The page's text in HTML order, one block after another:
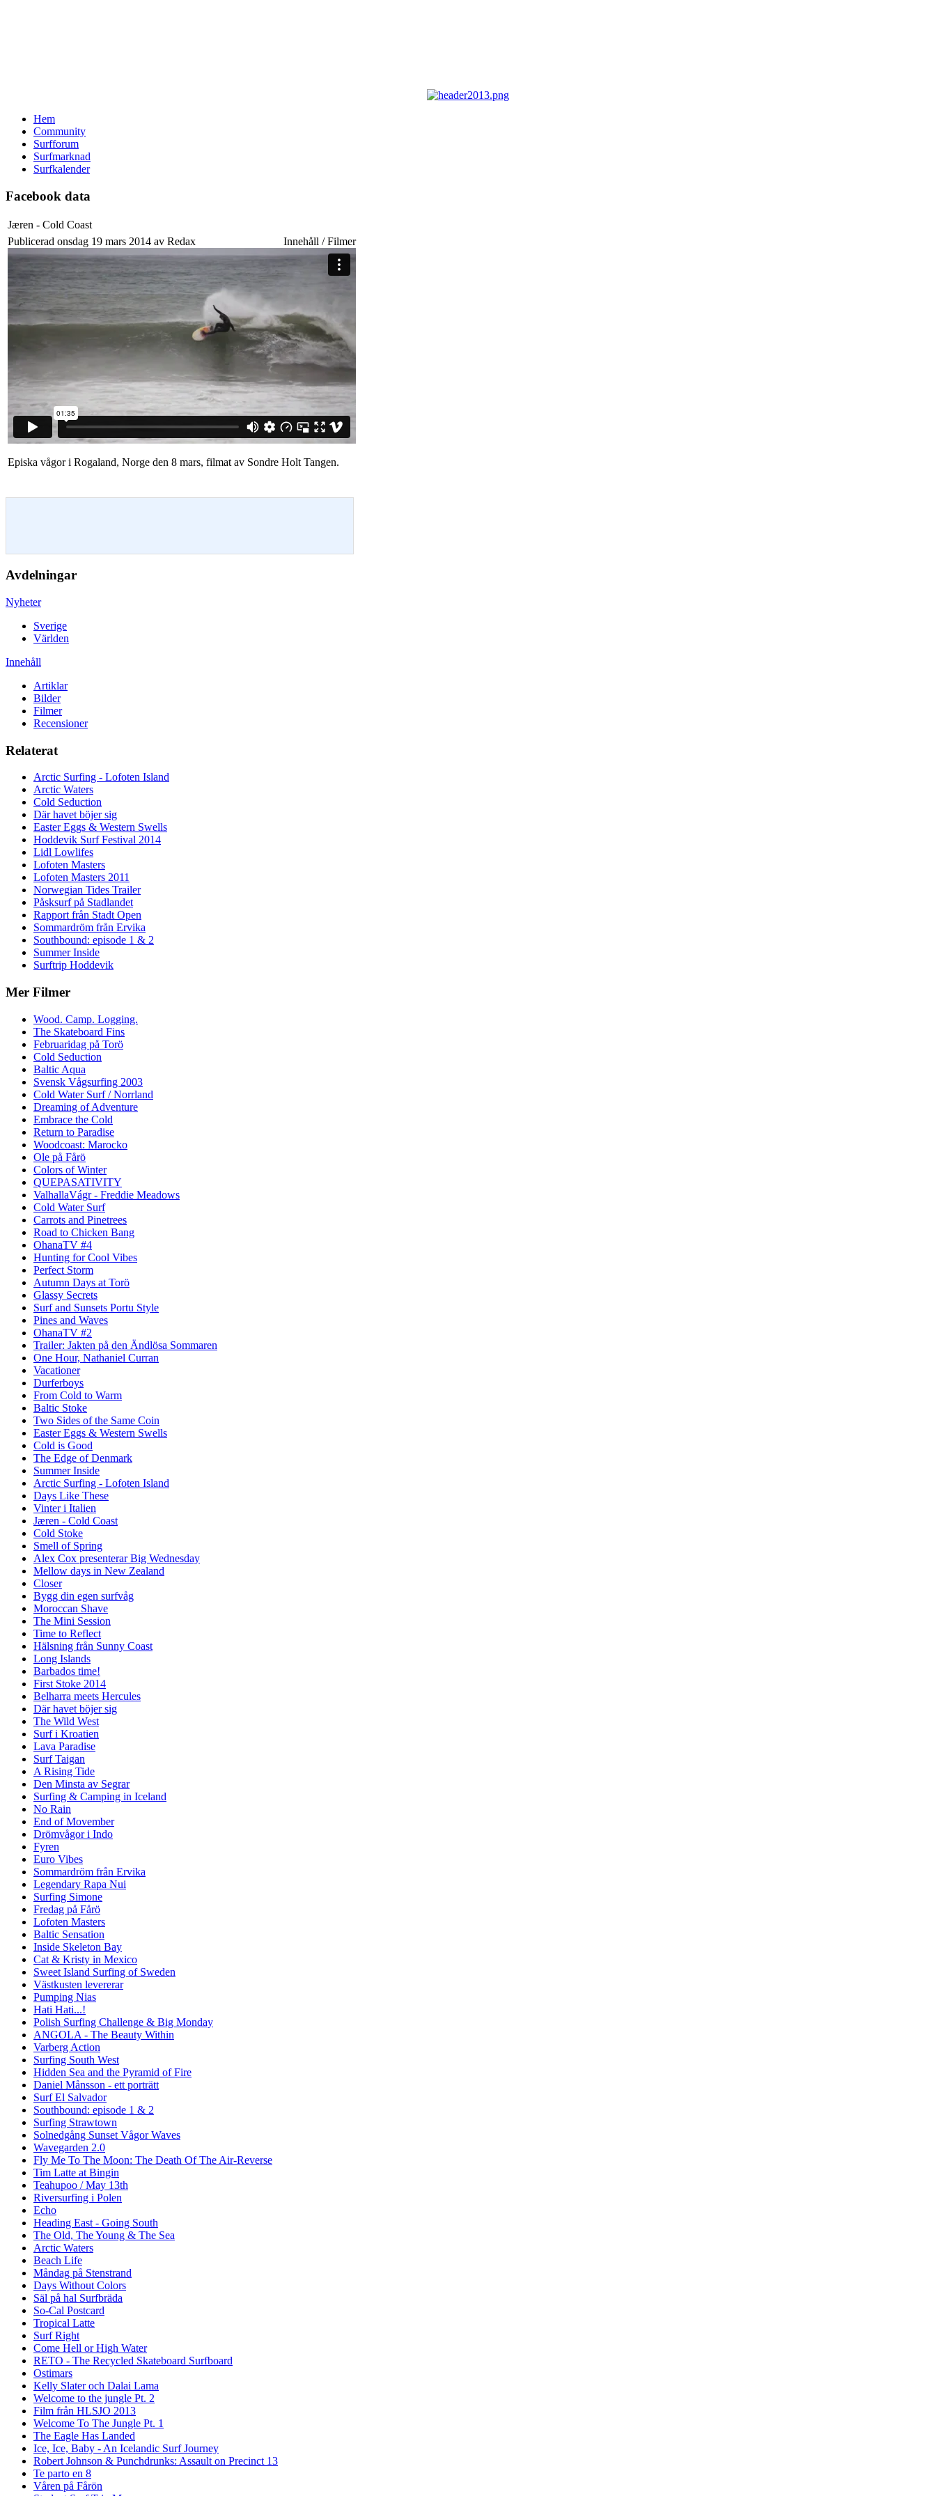
Hem
Community
Surfforum
Surfmarknad
Surfkalender
Facebook data
Jæren - Cold Coast
Publicerad onsdag 19 mars 2014 av Redax
Innehåll / Filmer
Episka vågor i Rogaland, Norge den 8 mars, filmat av Sondre Holt Tangen.
Avdelningar
Nyheter
Sverige
Världen
Innehåll
Artiklar
Bilder
Filmer
Recensioner
Relaterat
Arctic Surfing - Lofoten Island
Arctic Waters
Cold Seduction
Där havet böjer sig
Easter Eggs & Western Swells
Hoddevik Surf Festival 2014
Lidl Lowlifes
Lofoten Masters
Lofoten Masters 2011
Norwegian Tides Trailer
Påsksurf på Stadlandet
Rapport från Stadt Open
Sommardröm från Ervika
Southbound: episode 1 & 2
Summer Inside
Surftrip Hoddevik
Mer Filmer
Wood. Camp. Logging.
The Skateboard Fins
Februaridag på Torö
Cold Seduction
Baltic Aqua
Svensk Vågsurfing 2003
Cold Water Surf / Norrland
Dreaming of Adventure
Embrace the Cold
Return to Paradise
Woodcoast: Marocko
Ole på Fårö
Colors of Winter
QUEPASATIVITY
ValhallaVágr - Freddie Meadows
Cold Water Surf
Carrots and Pinetrees
Road to Chicken Bang
OhanaTV #4
Hunting for Cool Vibes
Perfect Storm
Autumn Days at Torö
Glassy Secrets
Surf and Sunsets Portu Style
Pines and Waves
OhanaTV #2
Trailer: Jakten på den Ändlösa Sommaren
One Hour, Nathaniel Curran
Vacationer
Durferboys
From Cold to Warm
Baltic Stoke
Two Sides of the Same Coin
Easter Eggs & Western Swells
Cold is Good
The Edge of Denmark
Summer Inside
Arctic Surfing - Lofoten Island
Days Like These
Vinter i Italien
Jæren - Cold Coast
Cold Stoke
Smell of Spring
Alex Cox presenterar Big Wednesday
Mellow days in New Zealand
Closer
Bygg din egen surfvåg
Moroccan Shave
The Mini Session
Time to Reflect
Hälsning från Sunny Coast
Long Islands
Barbados time!
First Stoke 2014
Belharra meets Hercules
Där havet böjer sig
The Wild West
Surf i Kroatien
Lava Paradise
Surf Taigan
A Rising Tide
Den Minsta av Segrar
Surfing & Camping in Iceland
No Rain
End of Movember
Drömvågor i Indo
Fyren
Euro Vibes
Sommardröm från Ervika
Legendary Rapa Nui
Surfing Simone
Fredag på Fårö
Lofoten Masters
Baltic Sensation
Inside Skeleton Bay
Cat & Kristy in Mexico
Sweet Island Surfing of Sweden
Västkusten levererar
Pumping Nias
Hati Hati...!
Polish Surfing Challenge & Big Monday
ANGOLA - The Beauty Within
Varberg Action
Surfing South West
Hidden Sea and the Pyramid of Fire
Daniel Månsson - ett porträtt
Surf El Salvador
Southbound: episode 1 & 2
Surfing Strawtown
Solnedgång Sunset Vågor Waves
Wavegarden 2.0
Fly Me To The Moon: The Death Of The Air-Reverse
Tim Latte at Bingin
Teahupoo / May 13th
Riversurfing i Polen
Echo
Heading East - Going South
The Old, The Young & The Sea
Arctic Waters
Beach Life
Måndag på Stenstrand
Days Without Colors
Säl på hal Surfbräda
So-Cal Postcard
Tropical Latte
Surf Right
Come Hell or High Water
RETO - The Recycled Skateboard Surfboard
Ostimars
Kelly Slater och Dalai Lama
Welcome to the jungle Pt. 2
Film från HLSJO 2013
Welcome To The Jungle Pt. 1
The Eagle Has Landed
Ice, Ice, Baby - An Icelandic Surf Journey
Robert Johnson & Punchdrunks: Assault on Precinct 13
Te parto en 8
Våren på Fårön